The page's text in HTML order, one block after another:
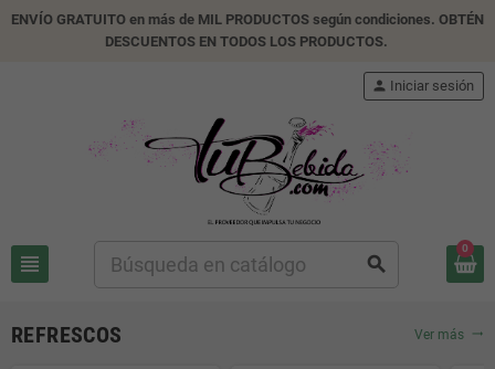
ENVÍO GRATUITO en más de MIL PRODUCTOS según condiciones. OBTÉN
DESCUENTOS EN TODOS LOS PRODUCTOS.
view_headline search
person Iniciar sesión
0
REFRESCOS Ver más trending_flat